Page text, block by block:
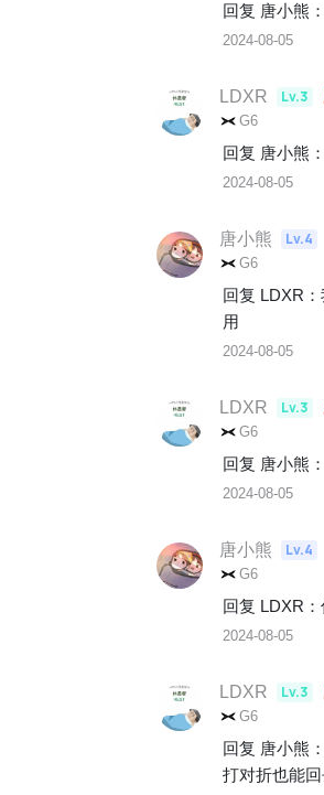
回复 唐小熊 ：
2024-08-05
LDXR Lv.3
G6
回复 唐小熊 ：
2024-08-05
唐小熊 Lv.4
G6
回复 LDXR ：
用
2024-08-05
LDXR Lv.3
G6
回复 唐小熊 ：
2024-08-05
唐小熊 Lv.4
G6
回复 LDXR ：
2024-08-05
LDXR Lv.3
G6
回复 唐小熊 ：
打对折也能